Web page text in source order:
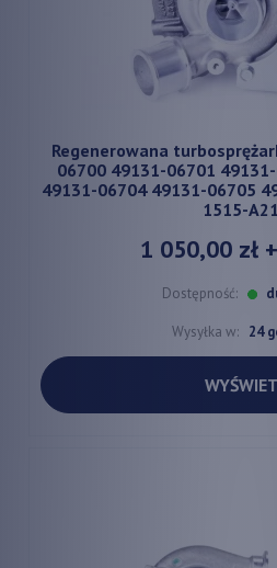
Regenerowana
06700 49131-06701
49131-06704 49131-06705
1515-
1 050,00 zł
Dostępność:
Wysyłka w: 24